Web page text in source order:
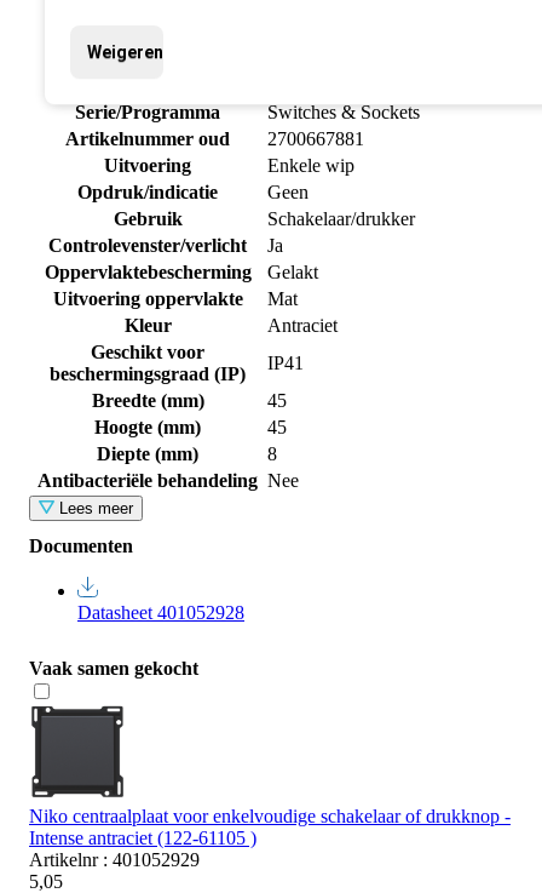
Weigeren
Serie/Programma
Switches & Sockets
Artikelnummer oud
2700667881
Uitvoering
Enkele wip
Opdruk/indicatie
Geen
Gebruik
Schakelaar/drukker
Controlevenster/verlicht
Ja
Oppervlaktebescherming
Gelakt
Uitvoering oppervlakte
Mat
Kleur
Antraciet
Geschikt voor
beschermingsgraad (IP)
IP41
Breedte (mm)
45
Hoogte (mm)
45
Diepte (mm)
8
Antibacteriële behandeling Nee
Lees meer
Documenten
Datasheet 401052928
Vaak samen gekocht
Niko centraalplaat voor enkelvoudige schakelaar of drukknop -
Intense antraciet (122-61105 )
Artikelnr : 401052929
5,05